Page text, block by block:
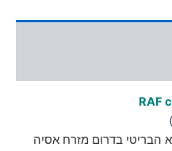
RAF
הצבא הבריטי בדרום מזרח אסיה